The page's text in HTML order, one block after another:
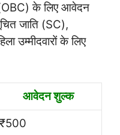
(OBC) के लिए आवेदन
जाति (SC),
उम्मीदवारों के लिए
आवेदन शुल्क
₹500